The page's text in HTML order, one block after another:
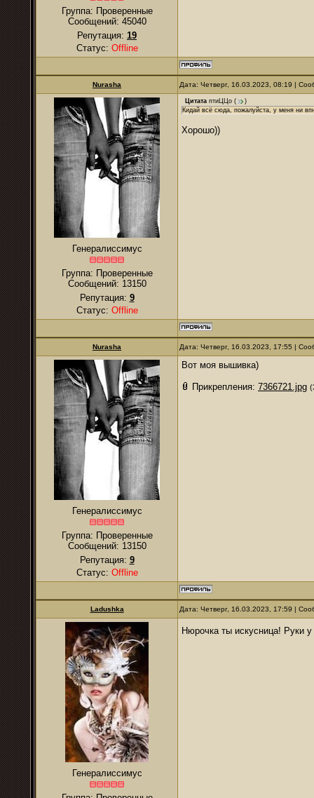
Группа: Проверенные
Сообщений: 45040
Репутация: 19
Статус: Offline
Nurаsha Дата: Четверг, 16.03.2023, 08:19 |
Генералиссимус
Группа: Проверенные
Сообщений: 13150
Репутация: 9
Статус: Offline
Цитата птиЦЦо (
)
Кидай всё сюда, пожалуйста, у меня ни
Хорошо))
Nurаsha Дата: Четверг, 16.03.2023, 17:55 |
Генералиссимус
Группа: Проверенные
Сообщений: 13150
Репутация: 9
Статус: Offline
Вот моя вышивка)
Прикрепления: 7366721.jpg
Ladushkа Дата: Четверг, 16.03.2023, 17:59 |
Генералиссимус
Нюрочка ты искусница! Руки